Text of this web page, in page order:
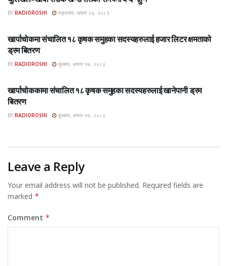
BY RADIOROSHI मङ्लबार, असार २३, २०८३
खार्पाचोकमा संचालित १८ कृषक समुहका सदस्यहरुलाई हजार लिटर क्षमताको
ड्रम बितरण
BY RADIOROSHI बुधबार, असार १७, २०८३
खार्पाचोककामा संचालित १८ कृषक समुहका सदस्यहरुलाई खानेपानी ड्रम
बितरण
BY RADIOROSHI बुधबार, असार १७, २०८३
Leave a Reply
Your email address will not be published. Required fields are
marked *
Comment *